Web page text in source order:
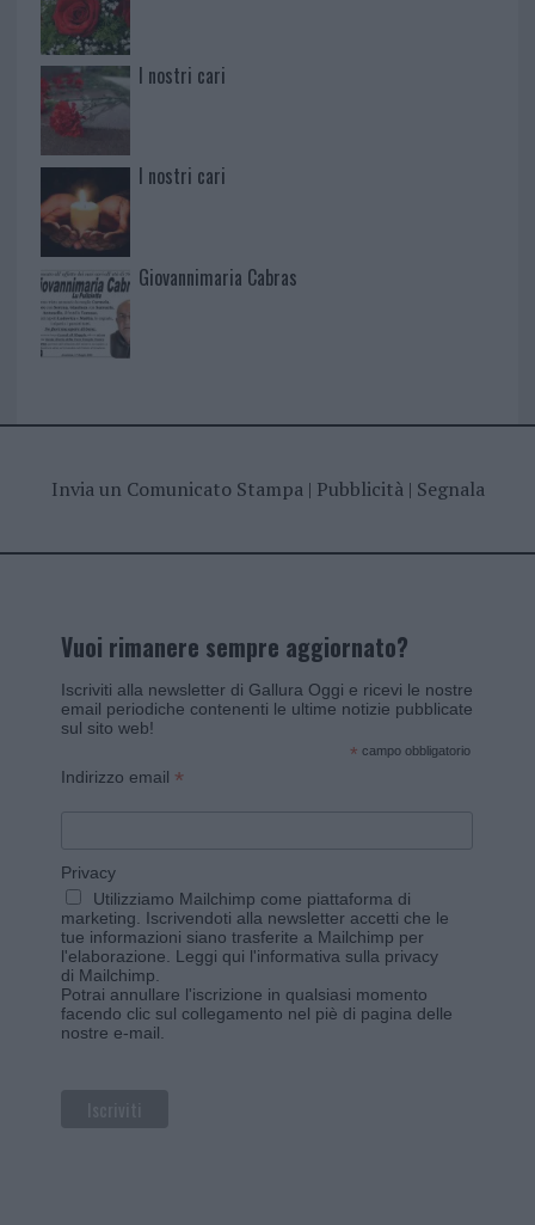
I nostri cari
I nostri cari
Giovannimaria Cabras
Invia un Comunicato Stampa| Pubblicità| Segnala
Vuoi rimanere sempre aggiornato?
Iscriviti alla newsletter di Gallura Oggi e ricevi le nostre
email periodiche contenenti le ultime notizie pubblicate
sul sito web!
* campo obbligatorio
Indirizzo email *
Privacy
Utilizziamo Mailchimp come piattaforma di
marketing. Iscrivendoti alla newsletter accetti che le
tue informazioni siano trasferite a Mailchimp per
l'elaborazione. Leggi qui l'informativa sulla privacy
di Mailchimp
Potrai annullare l'iscrizione in qualsiasi momento
facendo clic sul collegamento nel piè di pagina delle
nostre e-mail.